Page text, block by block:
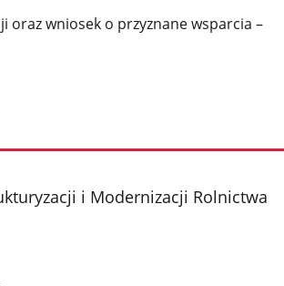
oraz wniosek o przyznane wsparcia –
i Modernizacji Rolnictwa